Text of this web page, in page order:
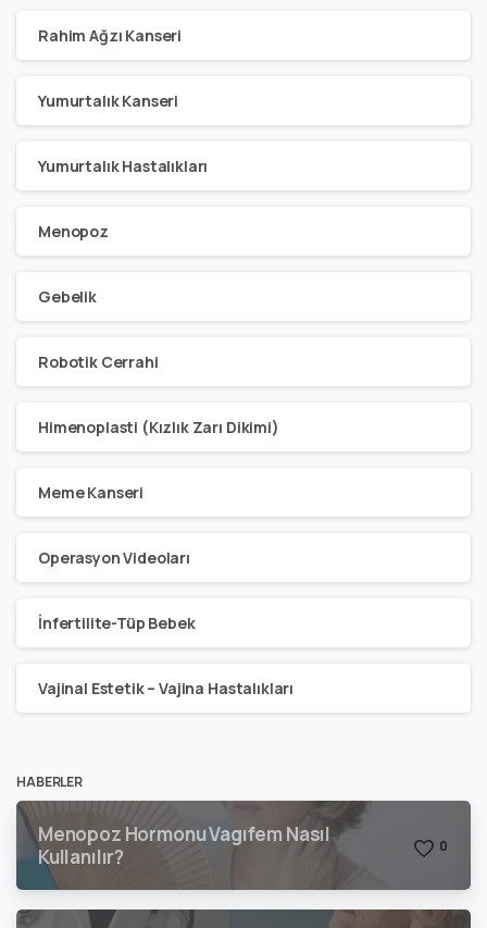
Rahim Ağzı Kanseri
Yumurtalık Kanseri
Yumurtalık Hastalıkları
Menopoz
Gebelik
Robotik Cerrahi
Himenoplasti (Kızlık Zarı Dikimi)
Meme Kanseri
Operasyon Videoları
İnfertilite-Tüp Bebek
Vajinal Estetik – Vajina Hastalıkları
HABERLER
Menopoz Hormonu Vagıfem Nasıl
Kullanılır?
0